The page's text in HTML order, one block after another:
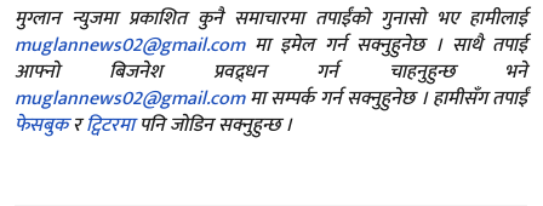
मुग्लान न्युजमा प्रकाशित कुनै समाचारमा तपाईंको गुनासो भए हामीलाई
muglannews02@gmail.comमा इमेल गर्न सक्नुहुनेछ । साथै तपाई
आफ्नो बिजनेश प्रवद्र्धन गर्न चाहनुहुन्छ भने
muglannews02@gmail.comमा सम्पर्क गर्न सक्नुहुनेछ । हामीसँग तपाईं
फेसबुकरट्विटरमापनि जोडिन सक्नुहुन्छ ।